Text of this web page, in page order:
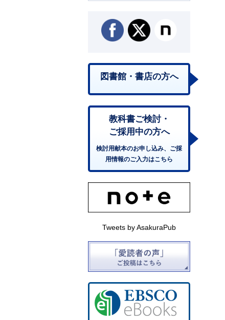
図書館・書店の方へ
教科書ご検討・
ご採用中の方へ
検討用献本のお申し込み、ご採
用情報のご入力はこちら
Tweets by AsakuraPub